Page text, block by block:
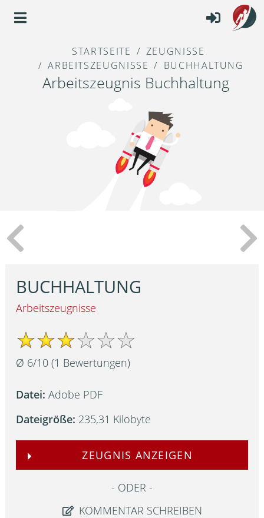
STARTSEITE
ZEUGNISSE
ARBEITSZEUGNISSE
BUCHHALTUNG
Arbeitszeugnis Buchhaltung
BUCHHALTUNG
Arbeitszeugnisse
Ø 6/10 (1 Bewertungen)
Datei: Adobe PDF
Dateigröße: 235,31 Kilobyte
ZEUGNIS ANZEIGEN
ODER
KOMMENTAR SCHREIBEN